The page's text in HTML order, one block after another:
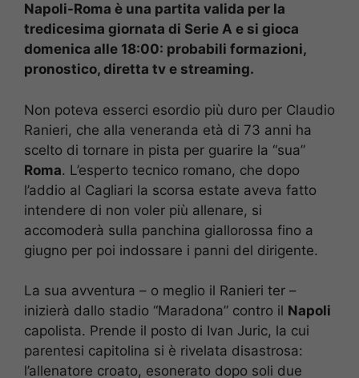
Napoli-Roma è una partita valida per la
tredicesima giornata di Serie A e si gioca
domenica alle 18:00: probabili formazioni,
pronostico, diretta tv e streaming.
Non poteva esserci esordio più duro per Claudio
Ranieri, che alla veneranda età di 73 anni ha
scelto di tornare in pista per guarire la “sua”
Roma. L’esperto tecnico romano, che dopo
l’addio al Cagliari la scorsa estate aveva fatto
intendere di non voler più allenare, si
accomoderà sulla panchina giallorossa fino a
giugno per poi indossare i panni del dirigente.
La sua avventura – o meglio il Ranieri ter –
inizierà dallo stadio “Maradona” contro il Napoli
capolista. Prende il posto di Ivan Juric, la cui
parentesi capitolina si è rivelata disastrosa:
l’allenatore croato, esonerato dopo soli due